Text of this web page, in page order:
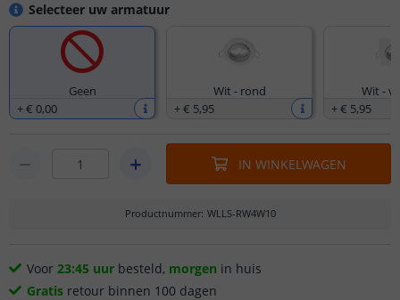
Selecteer uw armatuur
Geen
+€ 0,00
Wit - rond
+€ 5,95
Wit -
+€ 5,95
IN WINKELWAGEN
Productnummer: WLLS-RW4W10
Voor 23:45 uur besteld, morgen in huis
Gratis retour binnen 100 dagen